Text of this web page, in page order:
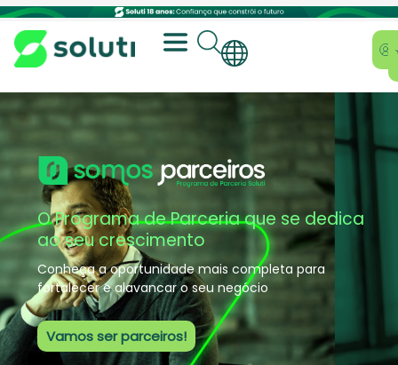
O Programa de Parceria que se dedica
ao seu crescimento
Conheça a oportunidade mais completa para
fortalecer e alavancar o seu negócio
Vamos ser parceiros!